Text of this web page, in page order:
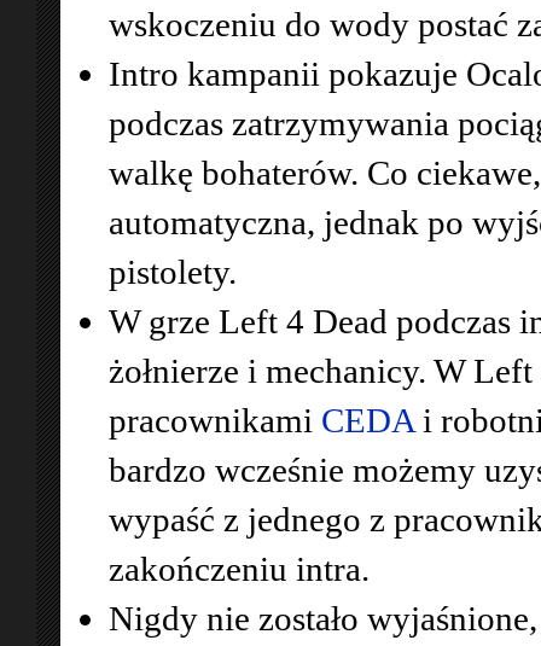
wskoczeniu do wody postać
Intro kampanii pokazuje
podczas zatrzymywania
walkę bohaterów. Co
automatyczna, jednak po
pistolety.
W grze Left 4 Dead podczas
żołnierze i mechanicy. W
pracownikami CEDA i
bardzo wcześnie możemy
wypaść z jednego z
zakończeniu intra.
Nigdy nie zostało